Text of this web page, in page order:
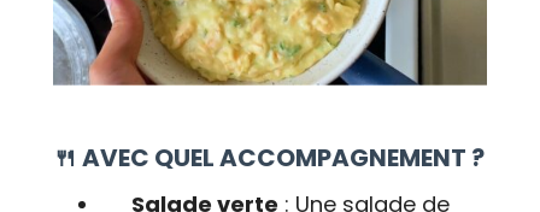
🍴 AVEC QUEL ACCOMPAGNEMENT ?
Salade verte : Une salade de